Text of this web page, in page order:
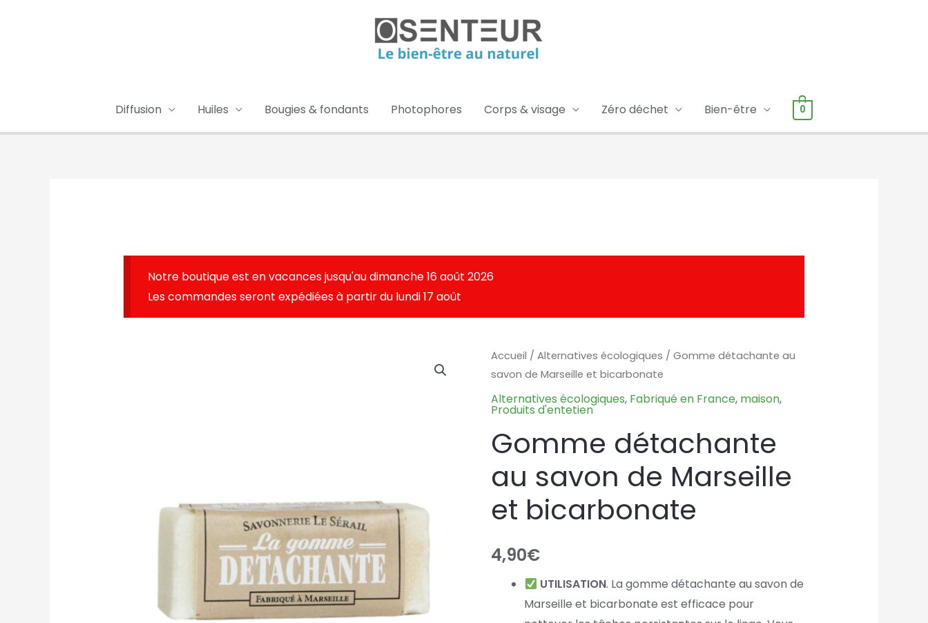
Diffusion Huiles Bougies & fondants Photophores Corps & visage Zéro déchet Bien-être 0
Notre boutique est en vacances jusqu'au dimanche 16 août 2026
Les commandes seront expédiées à partir du lundi 17 août
Accueil /Alternatives écologiques / Gomme détachante au
savon de Marseille et bicarbonate
Alternatives écologiques, Fabriqué en France, maison,
Produits d'entetien
Gomme détachante
au savon de Marseille
et bicarbonate
4,90€
UTILISATION. La gomme détachante au savon de
Marseille et bicarbonate est efficace pour